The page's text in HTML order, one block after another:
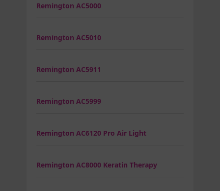
Remington AC5000
Remington AC5010
Remington AC5911
Remington AC5999
Remington AC6120 Pro Air Light
Remington AC8000 Keratin Therapy